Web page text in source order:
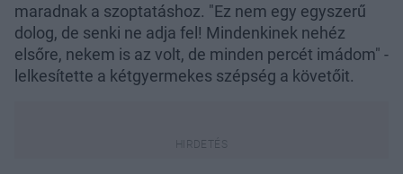
maradnak a szoptatáshoz. "Ez nem egy egyszerű
dolog, de senki ne adja fel! Mindenkinek nehéz
elsőre, nekem is az volt, de minden percét imádom" -
lelkesítette a kétgyermekes szépség a követőit.